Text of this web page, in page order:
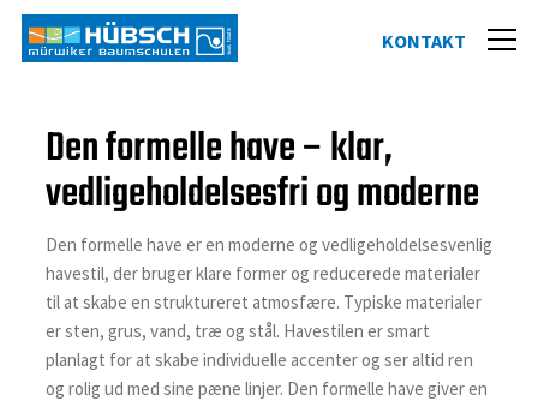
Den formelle have – klar,
vedligeholdelsesfri og moderne
Den formelle have er en moderne og vedligeholdelsesvenlig
havestil, der bruger klare former og reducerede materialer
til at skabe en struktureret atmosfære. Typiske materialer
er sten, grus, vand, træ og stål. Havestilen er smart
planlagt for at skabe individuelle accenter og ser altid ren
og rolig ud med sine pæne linjer. Den formelle have giver en